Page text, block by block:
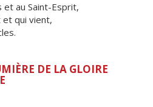
et au Saint-Esprit,
et qui vient,
DE LA GLOIRE